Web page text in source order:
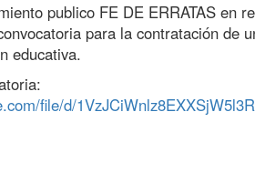
publico FE DE ERRATAS en
para la contratación de
educativa.
file/d/